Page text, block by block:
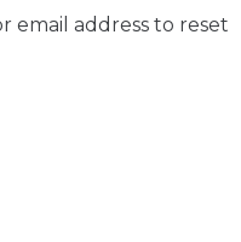
email address to reset